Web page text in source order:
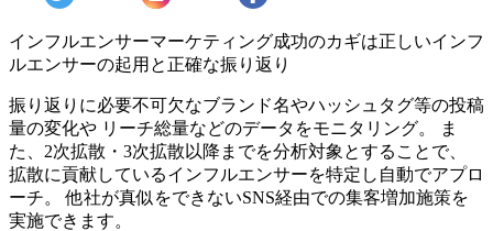
インフルエンサーマーケティング成功のカギは正しいインフ
ルエンサーの起用と正確な振り返り
振り返りに必要不可欠なブランド名やハッシュタグ等の投稿
量の変化や リーチ総量などのデータをモニタリング。 ま
た、2次拡散・3次拡散以降までを分析対象とすることで、
拡散に貢献しているインフルエンサーを特定し自動でアプロ
ーチ。 他社が真似をできないSNS経由での集客増加施策を
実施できます。